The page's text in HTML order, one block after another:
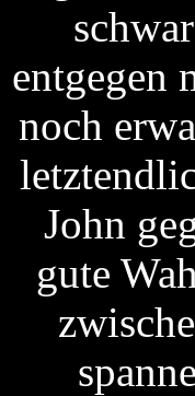
entgegen
noch
John
gute